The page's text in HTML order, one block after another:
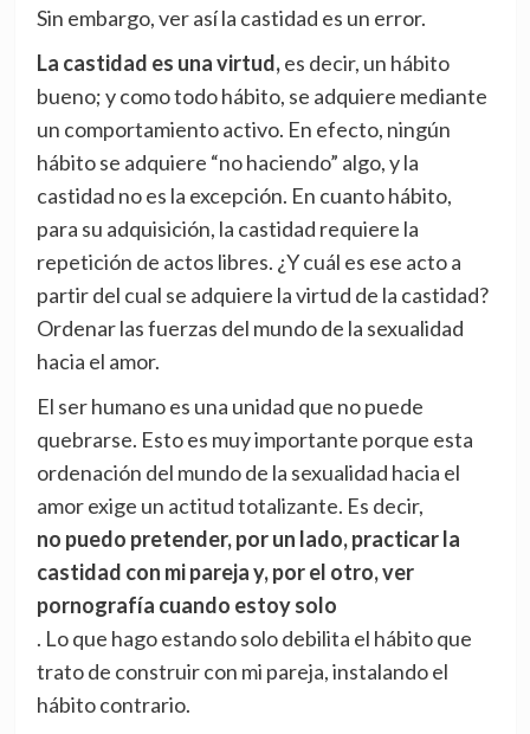
Sin embargo, ver así la castidad es un error.
La castidad es una virtud,es decir, un hábito
bueno; y como todo hábito, se adquiere mediante
un comportamiento activo. En efecto, ningún
hábito se adquiere “no haciendo” algo, y la
castidad no es la excepción. En cuanto hábito,
para su adquisición, la castidad requiere la
repetición de actos libres. ¿Y cuál es ese acto a
partir del cual se adquiere la virtud de la castidad?
Ordenar las fuerzas del mundo de la sexualidad
hacia el amor.
El ser humano es una unidad que no puede
quebrarse. Esto es muy importante porque esta
ordenación del mundo de la sexualidad hacia el
amor exige un actitud totalizante. Es decir,
no puedo pretender, por un lado, practicar la
castidad con mi pareja y, por el otro, ver
pornografía cuando estoy solo
. Lo que hago estando solo debilita el hábito que
trato de construir con mi pareja, instalando el
hábito contrario.